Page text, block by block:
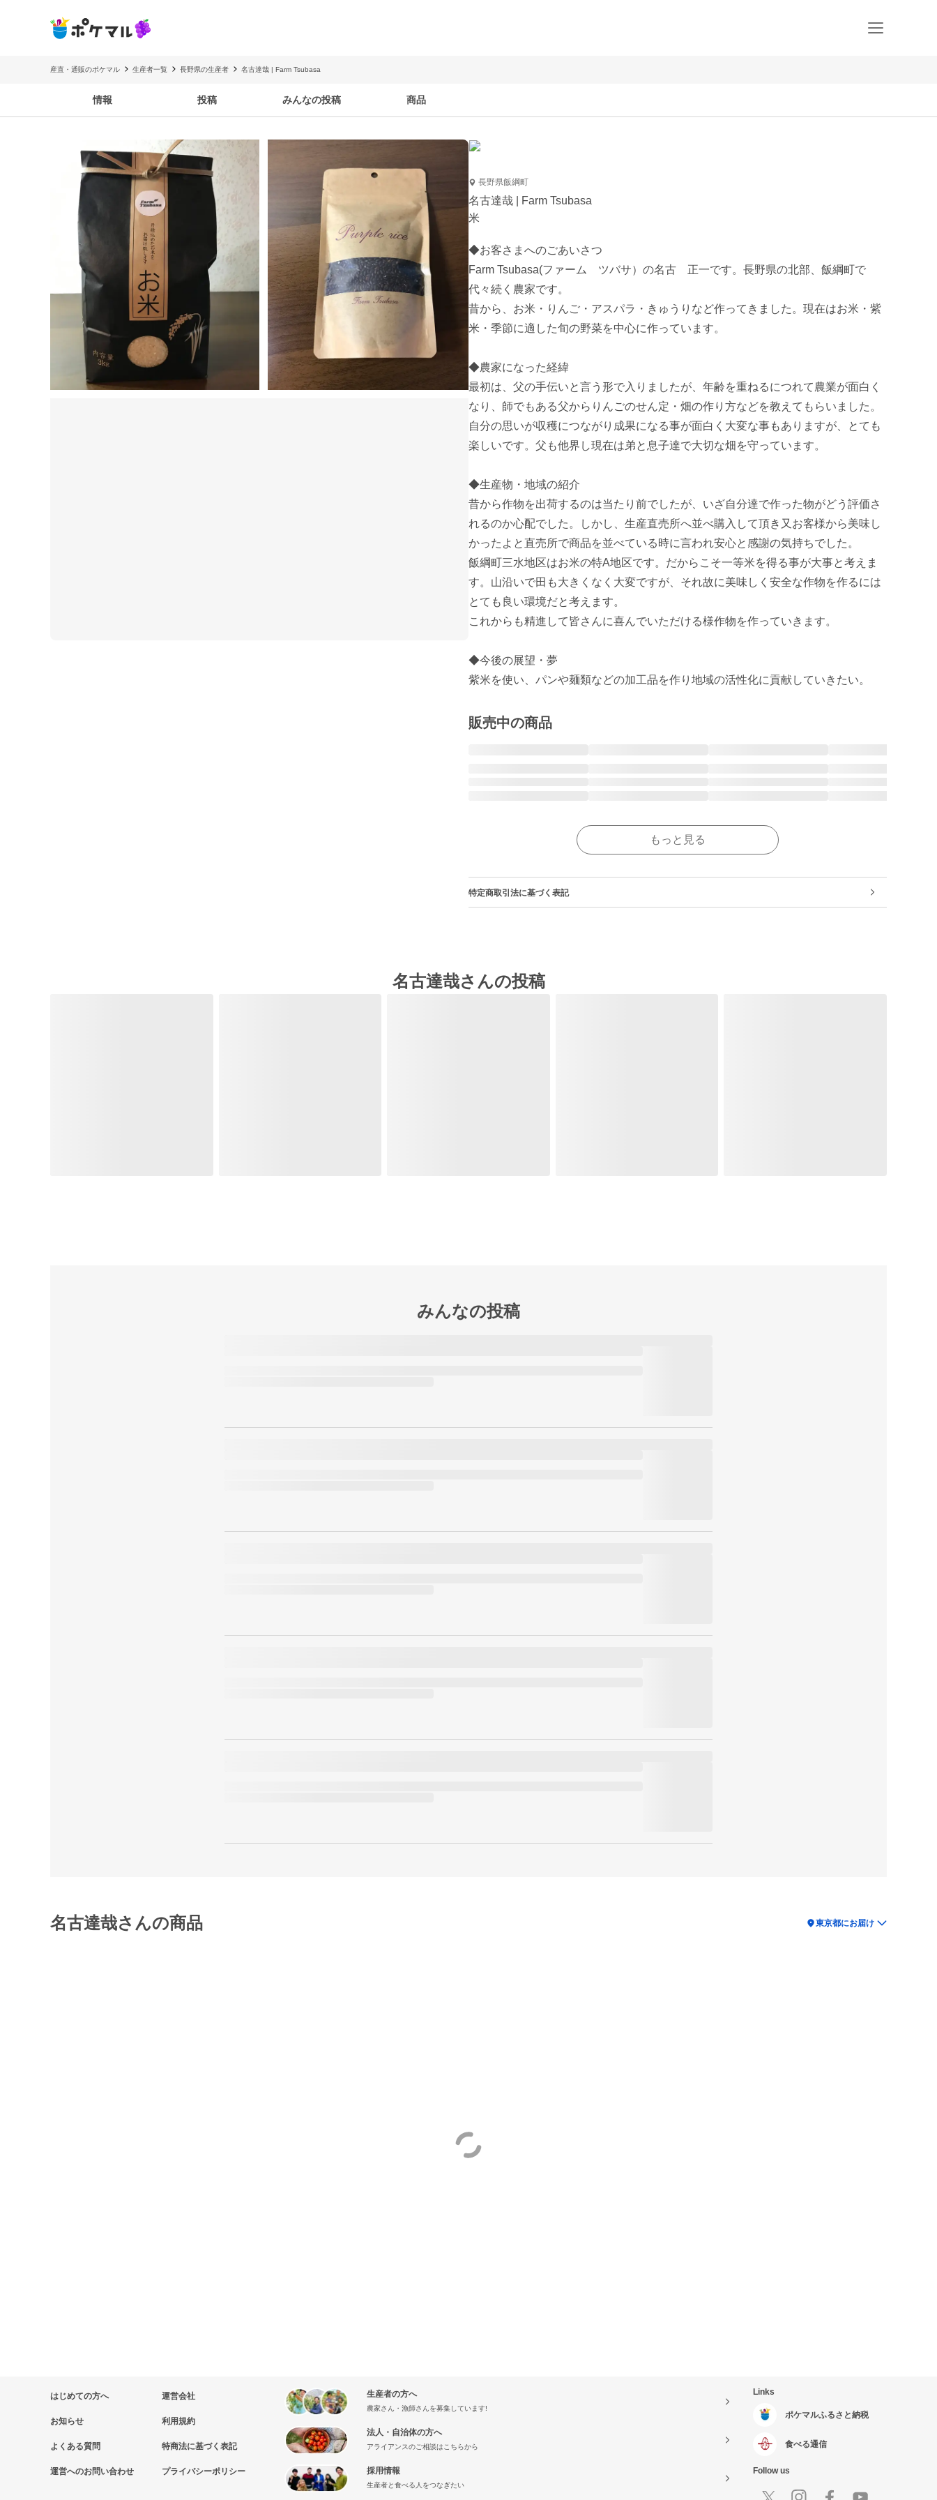
産直・通販のポケマル 生産者一覧 長野県の生産者 名古達哉 | Farm Tsubasa
情報 投稿 みんなの投稿 商品
長野県飯綱町
名古達哉 | Farm Tsubasa
米
◆お客さまへのごあいさつ
Farm Tsubasa(ファーム　ツバサ）の名古　正一です。長野県の北部、飯綱町で
代々続く農家です。
昔から、お米・りんご・アスパラ・きゅうりなど作ってきました。現在はお米・紫
米・季節に適した旬の野菜を中心に作っています。
◆農家になった経緯
最初は、父の手伝いと言う形で入りましたが、年齢を重ねるにつれて農業が面白く
なり、師でもある父からりんごのせん定・畑の作り方などを教えてもらいました。
自分の思いが収穫につながり成果になる事が面白く大変な事もありますが、とても
楽しいです。父も他界し現在は弟と息子達で大切な畑を守っています。
◆生産物・地域の紹介
昔から作物を出荷するのは当たり前でしたが、いざ自分達で作った物がどう評価さ
れるのか心配でした。しかし、生産直売所へ並べ購入して頂き又お客様から美味し
かったよと直売所で商品を並べている時に言われ安心と感謝の気持ちでした。
飯綱町三水地区はお米の特A地区です。だからこそ一等米を得る事が大事と考えま
す。山沿いで田も大きくなく大変ですが、それ故に美味しく安全な作物を作るには
とても良い環境だと考えます。
これからも精進して皆さんに喜んでいただける様作物を作っていきます。
◆今後の展望・夢
紫米を使い、パンや麺類などの加工品を作り地域の活性化に貢献していきたい。
販売中の商品
もっと見る
特定商取引法に基づく表記
名古達哉さんの投稿
みんなの投稿
名古達哉さんの商品 location_on東京都にお届け
はじめての方へ
お知らせ
よくある質問
運営へのお問い合わせ
運営会社
利用規約
特商法に基づく表記
プライバシーポリシー
生産者の方へ
農家さん・漁師さんを募集しています!
法人・自治体の方へ
アライアンスのご相談はこちらから
採用情報
生産者と食べる人をつなぎたい
Links
ポケマルふるさと納税
食べる通信
Follow us